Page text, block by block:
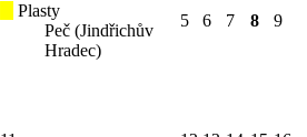
Plasty
Peč (Jindřichův
Hradec)
5 6 7 8 9